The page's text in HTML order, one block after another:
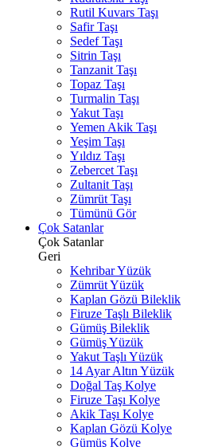
Rutil Kuvars Taşı
Safir Taşı
Sedef Taşı
Sitrin Taşı
Tanzanit Taşı
Topaz Taşı
Turmalin Taşı
Yakut Taşı
Yemen Akik Taşı
Yeşim Taşı
Yıldız Taşı
Zebercet Taşı
Zultanit Taşı
Zümrüt Taşı
Tümünü Gör
Çok Satanlar
Çok Satanlar
Geri
Kehribar Yüzük
Zümrüt Yüzük
Kaplan Gözü Bileklik
Firuze Taşlı Bileklik
Gümüş Bileklik
Gümüş Yüzük
Yakut Taşlı Yüzük
14 Ayar Altın Yüzük
Doğal Taş Kolye
Firuze Taşı Kolye
Akik Taşı Kolye
Kaplan Gözü Kolye
Gümüş Kolye